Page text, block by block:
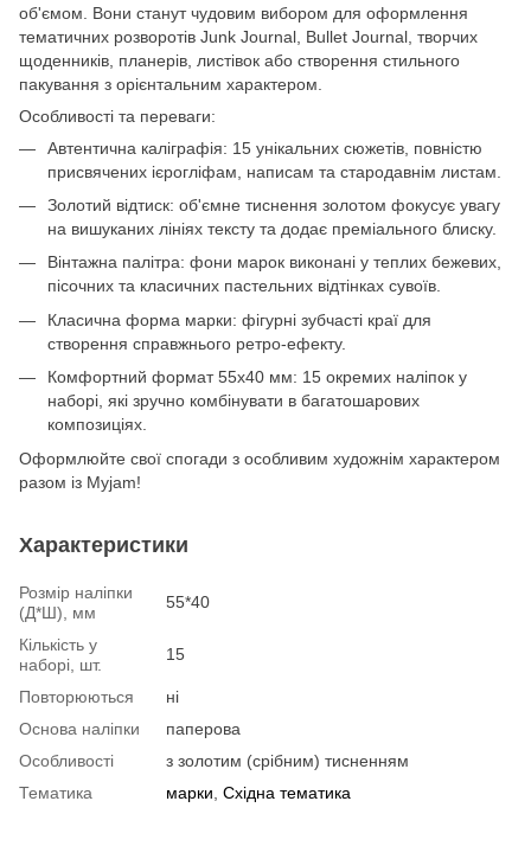
об'ємом. Вони станут чудовим вибором для оформлення
тематичних розворотів Junk Journal, Bullet Journal, творчих
щоденників, планерів, листівок або створення стильного
пакування з орієнтальним характером.
Особливості та переваги:
Автентична каліграфія: 15 унікальних сюжетів, повністю
присвячених ієрогліфам, написам та стародавнім листам.
Золотий відтиск: об'ємне тиснення золотом фокусує увагу
на вишуканих лініях тексту та додає преміального блиску.
Вінтажна палітра: фони марок виконані у теплих бежевих,
пісочних та класичних пастельних відтінках сувоїв.
Класична форма марки: фігурні зубчасті краї для
створення справжнього ретро-ефекту.
Комфортний формат 55х40 мм: 15 окремих наліпок у
наборі, які зручно комбінувати в багатошарових
композиціях.
Оформлюйте свої спогади з особливим художнім характером
разом із Myjam!
Характеристики
Розмір наліпки
(Д*Ш), мм
55*40
Кількість у
наборі, шт.
15
Повторюються
ні
Основа наліпки
паперова
Особливості
з золотим (срібним) тисненням
Тематика
марки Східна тематика